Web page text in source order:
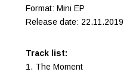
Format: Mini EP
Release date: 22.11.2019
Track list:
1. The Moment